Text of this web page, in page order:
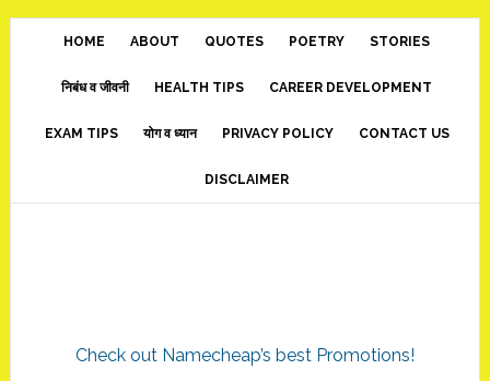
Skip
content
Skip
Skip
HOME ABOUT QUOTES POETRY STORIES
निबंध व जीवनी HEALTH TIPS CAREER DEVELOPMENT
EXAM TIPS योग व ध्यान PRIVACY POLICY CONTACT US
DISCLAIMER
Check out Namecheap’s best Promotions!